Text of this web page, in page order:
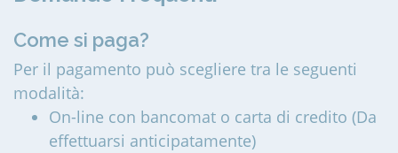
Come si paga?
Per il pagamento può scegliere tra le seguenti
modalità:
On-line con bancomat o carta di credito (Da
effettuarsi anticipatamente)